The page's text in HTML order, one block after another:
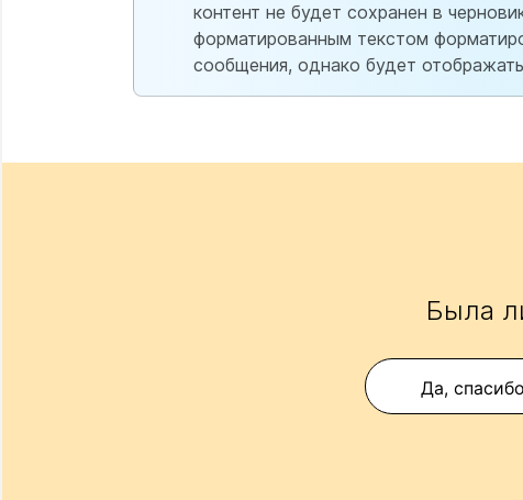
контент не будет сохранен в
форматированным текстом
сообщения, однако будет
Была
Да,